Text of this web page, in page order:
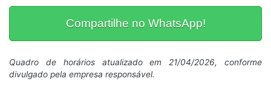
Compartilhe no WhatsApp!
Quadro de horários atualizado em 21/04/2026, conforme
divulgado pela empresa responsável.